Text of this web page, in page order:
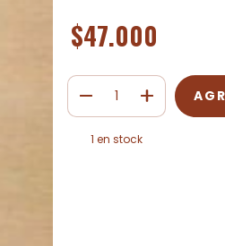
$47.000
1 en stock